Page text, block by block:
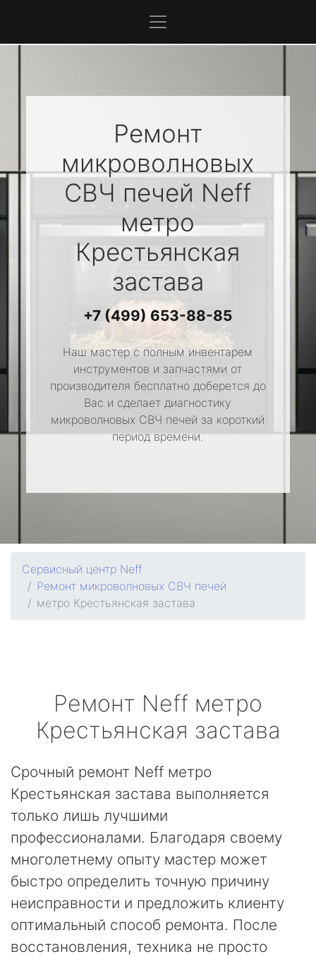
Ремонт
микроволновых
СВЧ печей Neff
метро
Крестьянская
застава
+7 (499) 653-88-85
Наш мастер с полным инвентарем
инструментов и запчастями от
производителя бесплатно доберется до
Вас и сделает диагностику
микроволновых СВЧ печей за короткий
период времени.
Сервисный центр Neff
Ремонт микроволновых СВЧ печей
метро Крестьянская застава
Ремонт Neff метро
Крестьянская застава
Срочный ремонт Neff метро
Крестьянская застава выполняется
только лишь лучшими
профессионалами. Благодаря своему
многолетнему опыту мастер может
быстро определить точную причину
неисправности и предложить клиенту
оптимальный способ ремонта. После
восстановления, техника не просто